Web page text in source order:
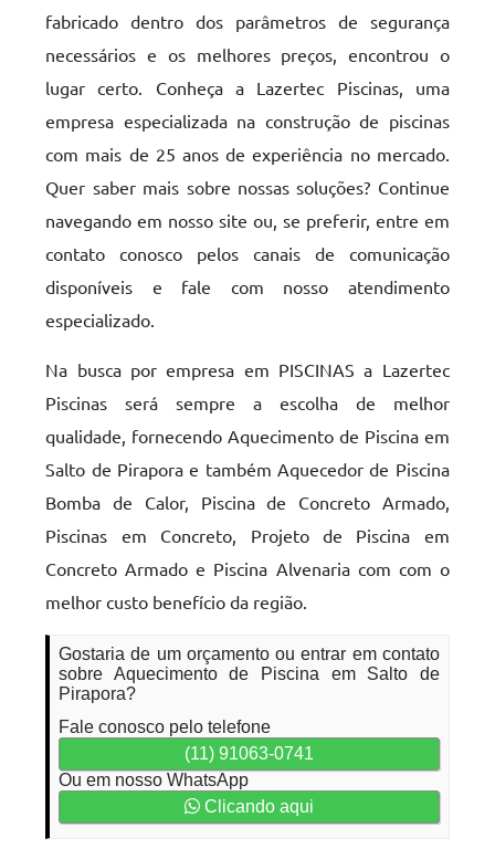
fabricado dentro dos parâmetros de segurança
necessários e os melhores preços, encontrou o
lugar certo. Conheça a Lazertec Piscinas, uma
empresa especializada na construção de piscinas
com mais de 25 anos de experiência no mercado.
Quer saber mais sobre nossas soluções? Continue
navegando em nosso site ou, se preferir, entre em
contato conosco pelos canais de comunicação
disponíveis e fale com nosso atendimento
especializado.
Na busca por empresa em PISCINAS a Lazertec
Piscinas será sempre a escolha de melhor
qualidade, fornecendo Aquecimento de Piscina em
Salto de Pirapora e também Aquecedor de Piscina
Bomba de Calor, Piscina de Concreto Armado,
Piscinas em Concreto, Projeto de Piscina em
Concreto Armado e Piscina Alvenaria com com o
melhor custo benefício da região.
Gostaria de um orçamento ou entrar em contato
sobre Aquecimento de Piscina em Salto de
Pirapora?
Fale conosco pelo telefone
(11) 91063-0741
Ou em nosso WhatsApp
Clicando aqui